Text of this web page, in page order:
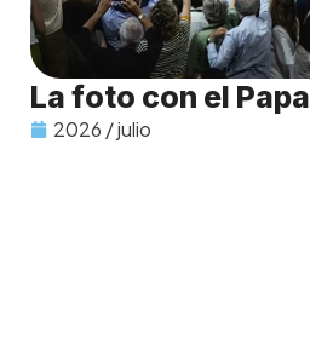
La foto con el Papa
2026 / julio